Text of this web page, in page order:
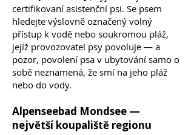
certifikovaní asistenční psi. Se psem
hledejte výslovně označený volný
přístup k vodě nebo soukromou pláž,
jejíž provozovatel psy povoluje — a
pozor, povolení psa v ubytování samo o
sobě neznamená, že smí na jeho pláž
nebo do vody.
Alpenseebad Mondsee —
největší koupaliště regionu